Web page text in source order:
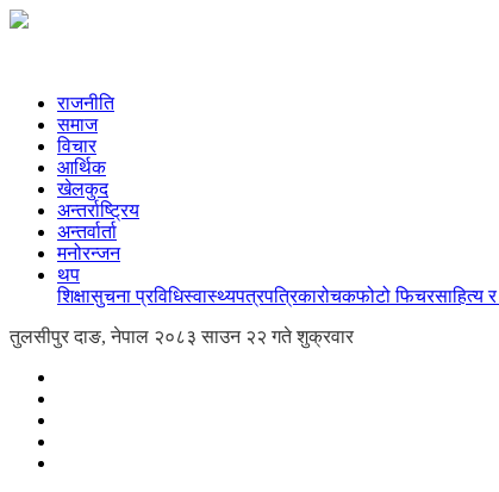
राजनीति
समाज
विचार
आर्थिक
खेलकुद
अन्तर्राष्ट्रिय
अन्तर्वार्ता
मनोरन्जन
थप
शिक्षासुचना प्रविधिस्वास्थ्यपत्रपत्रिकारोचकफोटो फिचरसाहित्य
तुलसीपुर दाङ, नेपाल २०८३ साउन २२ गते शुक्रवार